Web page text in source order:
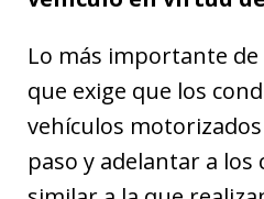
Lo más importante
que exige que los
vehículos
paso y adelantar a los